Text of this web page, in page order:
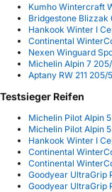
Kumho Wintercraft
Bridgestone Blizzak
Hankook Winter I
Continental
Nexen Winguard
Michelin Alpin 7
Aptany RW 211 205/
Testsieger Reifen
Michelin Pilot Alpin
Michelin Pilot Alpin
Hankook Winter I
Continental
Continental
Goodyear UltraGrip
Goodyear UltraGrip